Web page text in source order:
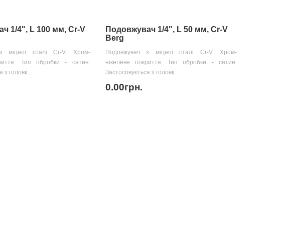
1/4", L 100 мм, Cr-V
міцної сталі Cr-V. Хром-
Тип обробки - сатин.
з головк..
Подовжувач 1/4", L 50 мм, Cr-V
Berg
Подовжувач з міцної сталі Cr-V. Хром-
нікелеве покриття. Тип обробки - сатин.
Застосовується з головк..
0.00грн.